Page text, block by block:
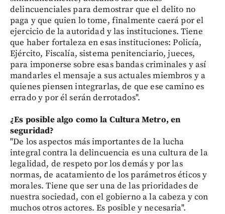
delincuenciales para demostrar que el delito no
paga y que quien lo tome, finalmente caerá por el
ejercicio de la autoridad y las instituciones. Tiene
que haber fortaleza en esas instituciones: Policía,
Ejército, Fiscalía, sistema penitenciario, jueces,
para imponerse sobre esas bandas criminales y así
mandarles el mensaje a sus actuales miembros y a
quienes piensen integrarlas, de que ese camino es
errado y por él serán derrotados".
¿Es posible algo como la Cultura Metro, en
seguridad?
"De los aspectos más importantes de la lucha
integral contra la delincuencia es una cultura de la
legalidad, de respeto por los demás y por las
normas, de acatamiento de los parámetros éticos y
morales. Tiene que ser una de las prioridades de
nuestra sociedad, con el gobierno a la cabeza y con
muchos otros actores. Es posible y necesaria".